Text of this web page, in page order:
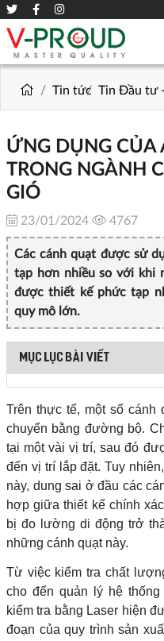
Tin tức Tin Đầu tư
ỨNG DỤNG CỦA
TRONG NGÀNH
GIÓ
23/01/2024 4767
Các cánh quạt được sử
tạp hơn nhiều so với khi
được thiết kế phức tạp
quy mô lớn.
MỤC LỤC BÀI VIẾT
Trên thực tế, một số cánh
chuyển bằng đường bộ.
tại một vài vị trí, sau đó
đến vị trí lắp đặt. Tuy
này, dung sai ở đầu các
hợp giữa thiết kế chính
bị đo lường di động trở
những cánh quạt này.
Từ việc kiểm tra chất
cho đến quản lý hệ thống
kiểm tra bằng Laser hiện
đoạn của quy trình sản